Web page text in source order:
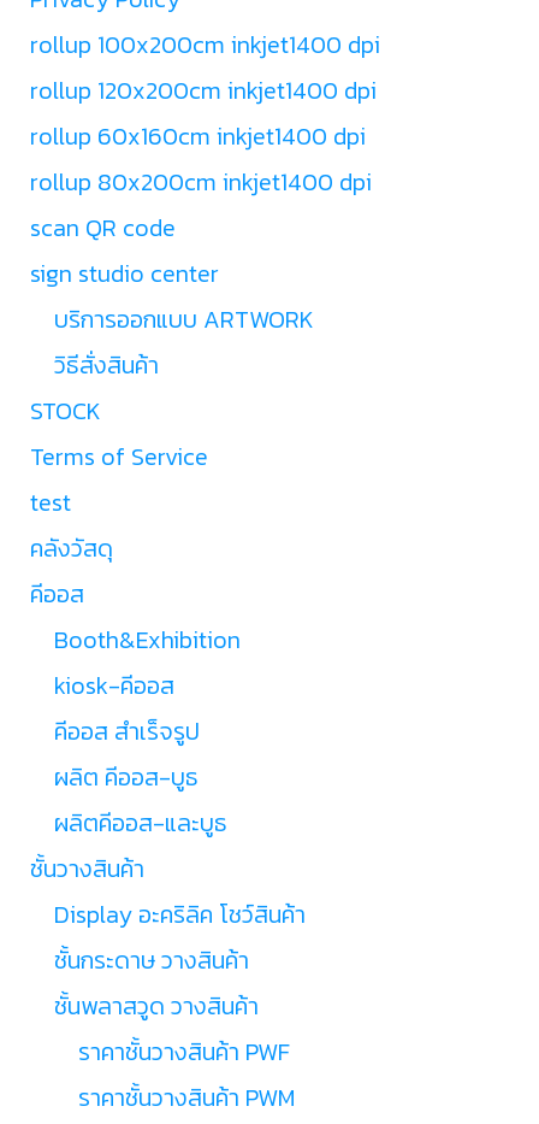
rollup 100x200cm inkjet1400 dpi
rollup 120x200cm inkjet1400 dpi
rollup 60x160cm inkjet1400 dpi
rollup 80x200cm inkjet1400 dpi
scan QR code
sign studio center
บริการออกแบบ ARTWORK
วิธีสั่งสินค้า
STOCK
Terms of Service
test
คลังวัสดุ
คีออส
Booth&Exhibition
kiosk-คีออส
คีออส สำเร็จรูป
ผลิต คีออส-บูธ
ผลิตคีออส-และบูธ
ชั้นวางสินค้า
Display อะคริลิค โชว์สินค้า
ชั้นกระดาษ วางสินค้า
ชั้นพลาสวูด วางสินค้า
ราคาชั้นวางสินค้า PWF
ราคาชั้นวางสินค้า PWM